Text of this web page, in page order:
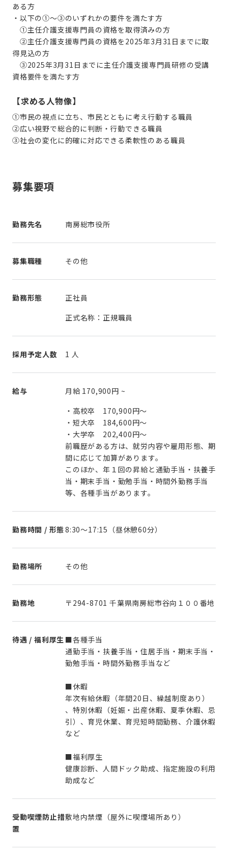
ある方
・以下の①～③のいずれかの要件を満たす方
①主任介護支援専門員の資格を取得済みの方
②主任介護支援専門員の資格を2025年3月31日までに取
得見込の方
③2025年3月31日までに主任介護支援専門員研修の受講
資格要件を満たす方
【求める人物像】
①市民の視点に立ち、市民とともに考え行動する職員
②広い視野で総合的に判断・行動できる職員
③社会の変化に的確に対応できる柔軟性のある職員
募集要項
勤務先名 南房総市役所
募集職種 その他
勤務形態
正社員
正式名称：正規職員
採用予定人数 1 人
給与 月給 170,900円 ~
・高校卒 170,900円～
・短大卒 184,600円～
・大学卒 202,400円～
前職歴がある方は、就労内容や雇用形態、期
間に応じて加算があります。
このほか、年１回の昇給と通勤手当・扶養手
当・期末手当・勤勉手当・時間外勤務手当
等、各種手当があります。
勤務時間 / 形態8:30～17:15（昼休憩60分）
勤務場所 その他
勤務地 〒294-8701 千葉県南房総市谷向１００番地
待遇 / 福利厚生 ■各種手当
通勤手当・扶養手当・住居手当・期末手当・
勤勉手当・時間外勤務手当など
■休暇
年次有給休暇（年間20日、繰越制度あり）
、特別休暇（妊娠・出産休暇、夏季休暇、忌
引）、育児休業、育児短時間勤務、介護休暇
など
■福利厚生
健康診断、人間ドック助成、指定施設の利用
助成など
受動喫煙防止措
置
敷地内禁煙（屋外に喫煙場所あり）